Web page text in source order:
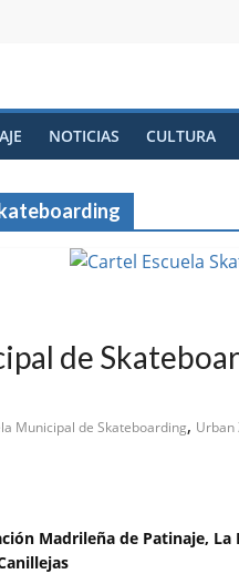
NOTICIAS CULTURA
de
Municipal de Skateboarding, Urban
Madrileña de Patinaje,